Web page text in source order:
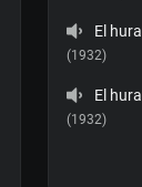
El
(1932)
El
(1932)